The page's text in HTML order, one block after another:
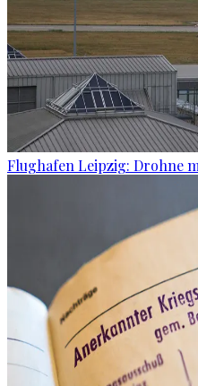
Flughafen Leipzig: Drohne